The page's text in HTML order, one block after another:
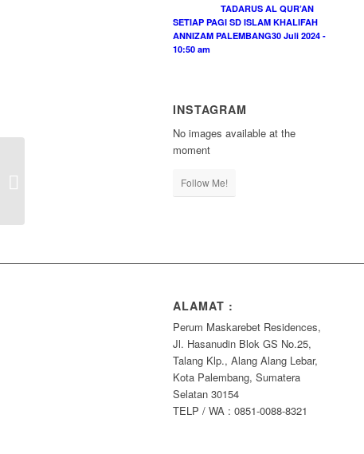
TADARUS AL QUR’AN
SETIAP PAGI SD ISLAM KHALIFAH
ANNIZAM PALEMBANG30 Juli 2024 -
10:50 am
INSTAGRAM
No images available at the
moment
Follow Me!
ALAMAT :
Perum Maskarebet Residences,
Jl. Hasanudin Blok GS No.25,
Talang Klp., Alang Alang Lebar,
Kota Palembang, Sumatera
Selatan 30154
TELP / WA : 0851-0088-8321